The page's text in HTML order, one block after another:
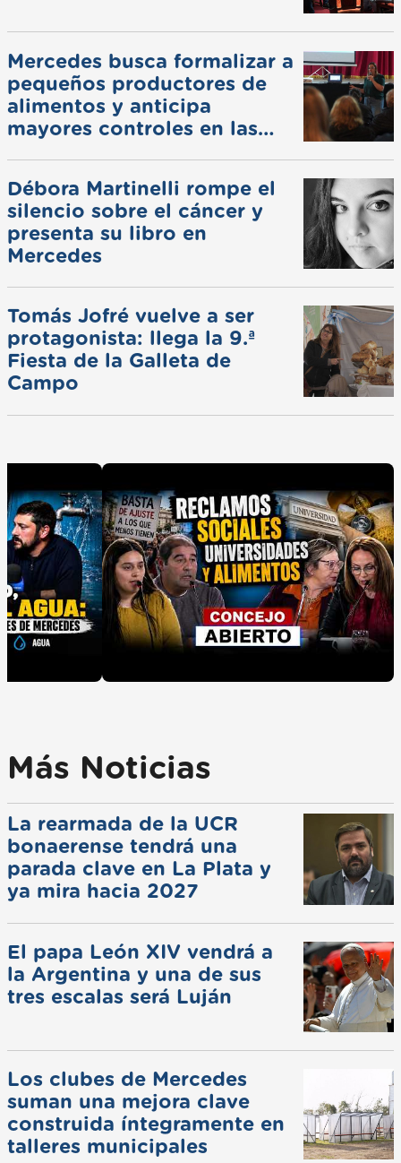
Mercedes busca formalizar a
pequeños productores de
alimentos y anticipa
mayores controles en las
Débora Martinelli rompe el
silencio sobre el cáncer y
presenta su libro en
Mercedes
Tomás Jofré vuelve a ser
protagonista: llega la 9.ª
Fiesta de la Galleta de
Campo
Más Noticias
La rearmada de la UCR
bonaerense tendrá una
parada clave en La Plata y
ya mira hacia 2027
El papa León XIV vendrá a
la Argentina y una de sus
tres escalas será Luján
Los clubes de Mercedes
suman una mejora clave
construida íntegramente en
talleres municipales